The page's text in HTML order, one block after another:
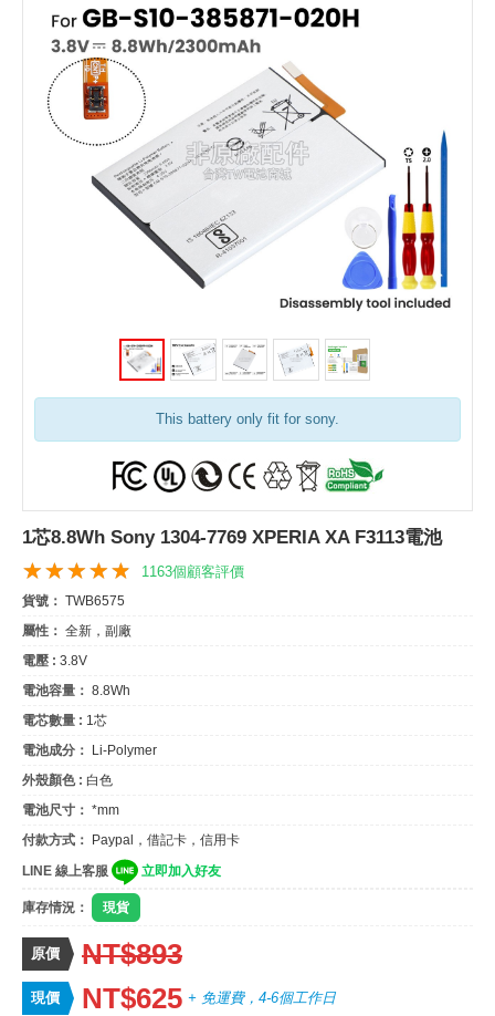
This battery only fit for sony.
1芯8.8Wh Sony 1304-7769 XPERIA XA F3113電池
1163個顧客評價
貨號： TWB6575
屬性： 全新，副廠
電壓 : 3.8V
電池容量： 8.8Wh
電芯數量 : 1芯
電池成分： Li-Polymer
外殼顏色 : 白色
電池尺寸： *mm
付款方式： Paypal，借記卡，信用卡
LINE 線上客服
立即加入好友
庫存情況： 現貨
原價 NT$893
現價 NT$625 + 免運費，4-6個工作日